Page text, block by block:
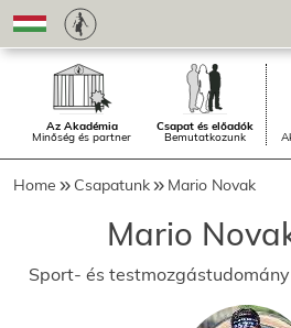
Az Akadémia
Minőség és partner
Csapat és előadók
Bemutatkozunk
Home Csapatunk Mario Novak
Mario
Sport- és